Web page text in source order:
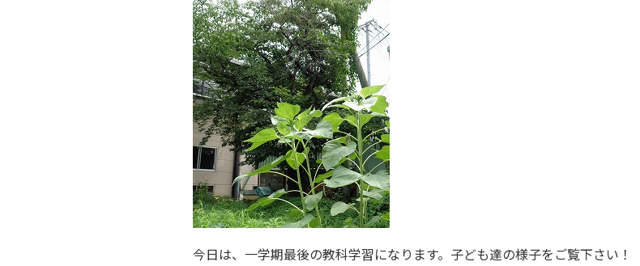
今日は、一学期最後の教科学習になります。子ども達の様子をご覧下さい！